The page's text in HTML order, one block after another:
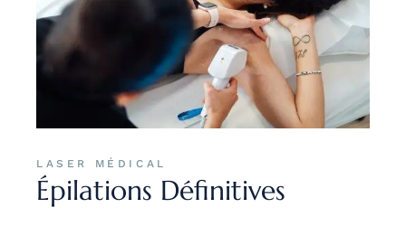
LASER MÉDICAL
Épilations Définitives